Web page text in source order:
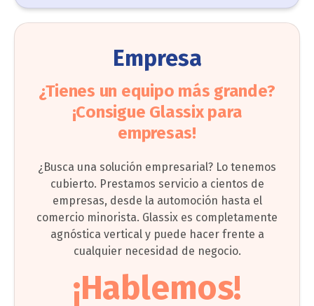
Empresa
¿Tienes un equipo más grande?
¡Consigue Glassix para
empresas!
¿Busca una solución empresarial? Lo tenemos
cubierto. Prestamos servicio a cientos de
empresas, desde la automoción hasta el
comercio minorista. Glassix es completamente
agnóstica vertical y puede hacer frente a
cualquier necesidad de negocio.
¡Hablemos!